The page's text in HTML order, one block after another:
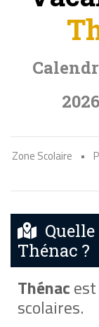
Zone Scolaire •
Thénac ?
Thénac
scolaires.